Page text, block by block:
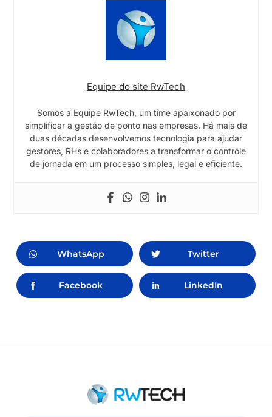
Equipe do site RwTech
Somos a Equipe RwTech, um time apaixonado por
simplificar a gestão de ponto nas empresas. Há mais de
duas décadas desenvolvemos tecnologia para ajudar
gestores, RHs e colaboradores a transformar o controle
de jornada em um processo simples, legal e eficiente.
WhatsApp Twitter
Facebook LinkedIn